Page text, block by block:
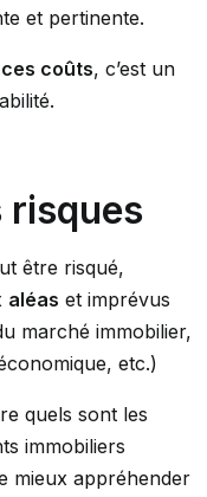
et pertinente.
coûts, c’est un
risques
être risqué,
aléas et imprévus
marché immobilier,
etc.)
quels sont les
immobiliers
mieux appréhender